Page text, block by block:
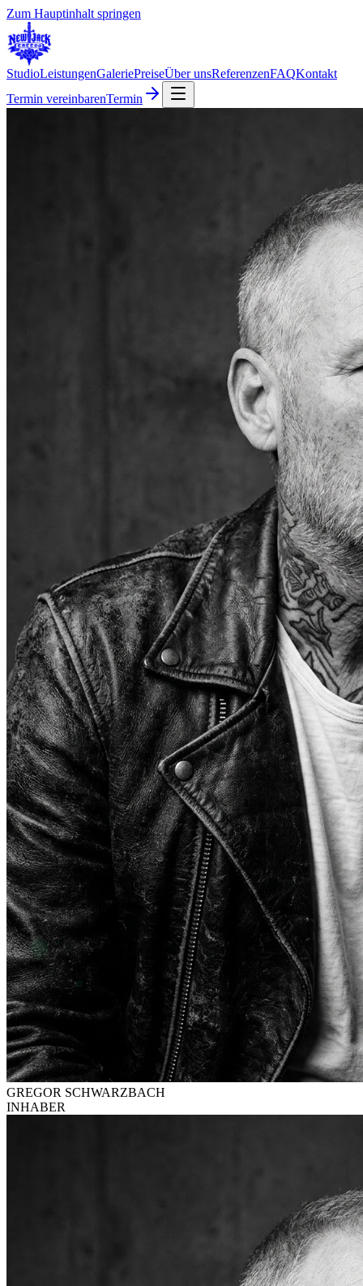
Zum Hauptinhalt springen
StudioLeistungenGaleriePreiseÜber unsReferenzenFAQKontakt
Termin vereinbarenTermin
GREGOR SCHWARZBACH
INHABER